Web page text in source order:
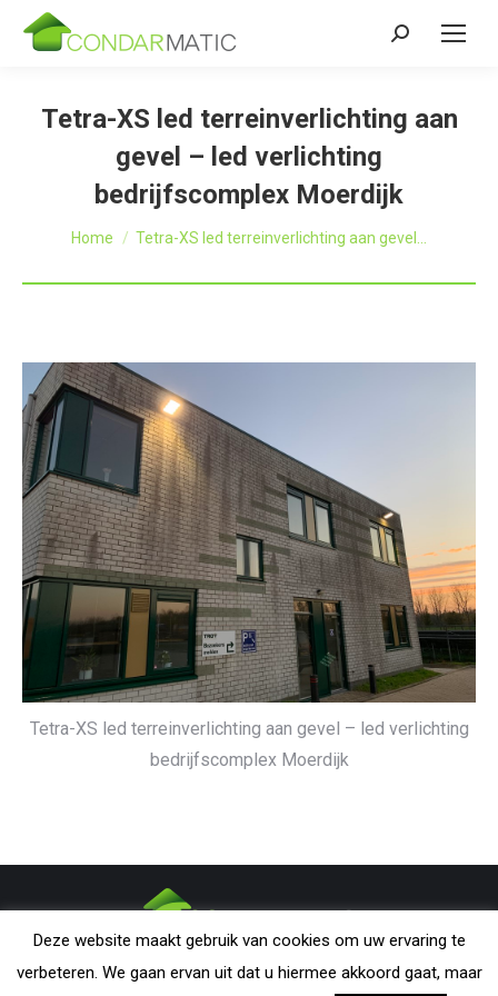
Zoeken:
Tetra-XS led terreinverlichting aan
gevel – led verlichting
bedrijfscomplex Moerdijk
Je bent hier:
Home Tetra-XS led terreinverlichting aan gevel…
Tetra-XS led terreinverlichting aan gevel – led verlichting
bedrijfscomplex Moerdijk
from this website may be reproduced without explicit permission from
Deze website maakt gebruik van cookies om uw ervaring te
verbeteren. We gaan ervan uit dat u hiermee akkoord gaat, maar